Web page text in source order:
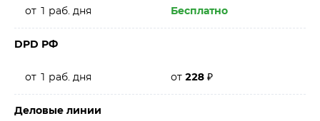
от 1 раб. дня Бесплатно
DPD РФ
от 1 раб. дня от 228 ₽
Деловые линии